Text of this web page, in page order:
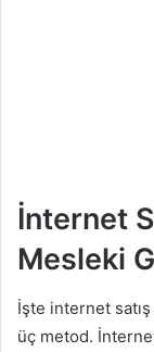
İnternet
Mesleki
İşte internet
üç metod.